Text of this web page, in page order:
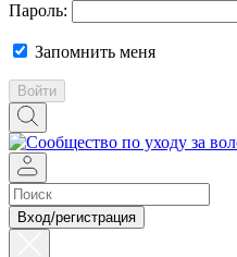
Пароль:
Запомнить меня
Войти
Вход/регистрация